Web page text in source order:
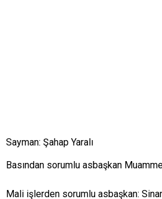
Sayman: Şahap Yaralı
Basından sorumlu asbaşkan
Mali işlerden sorumlu asbaşkan: